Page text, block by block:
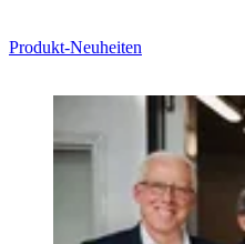
Produkt-Neuheiten